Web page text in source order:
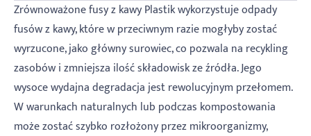
Zrównoważone fusy z kawy Plastik wykorzystuje odpady
fusów z kawy, które w przeciwnym razie mogłyby zostać
wyrzucone, jako główny surowiec, co pozwala na recykling
zasobów i zmniejsza ilość składowisk ze źródła. Jego
wysoce wydajna degradacja jest rewolucyjnym przełomem.
W warunkach naturalnych lub podczas kompostowania
może zostać szybko rozłożony przez mikroorganizmy,